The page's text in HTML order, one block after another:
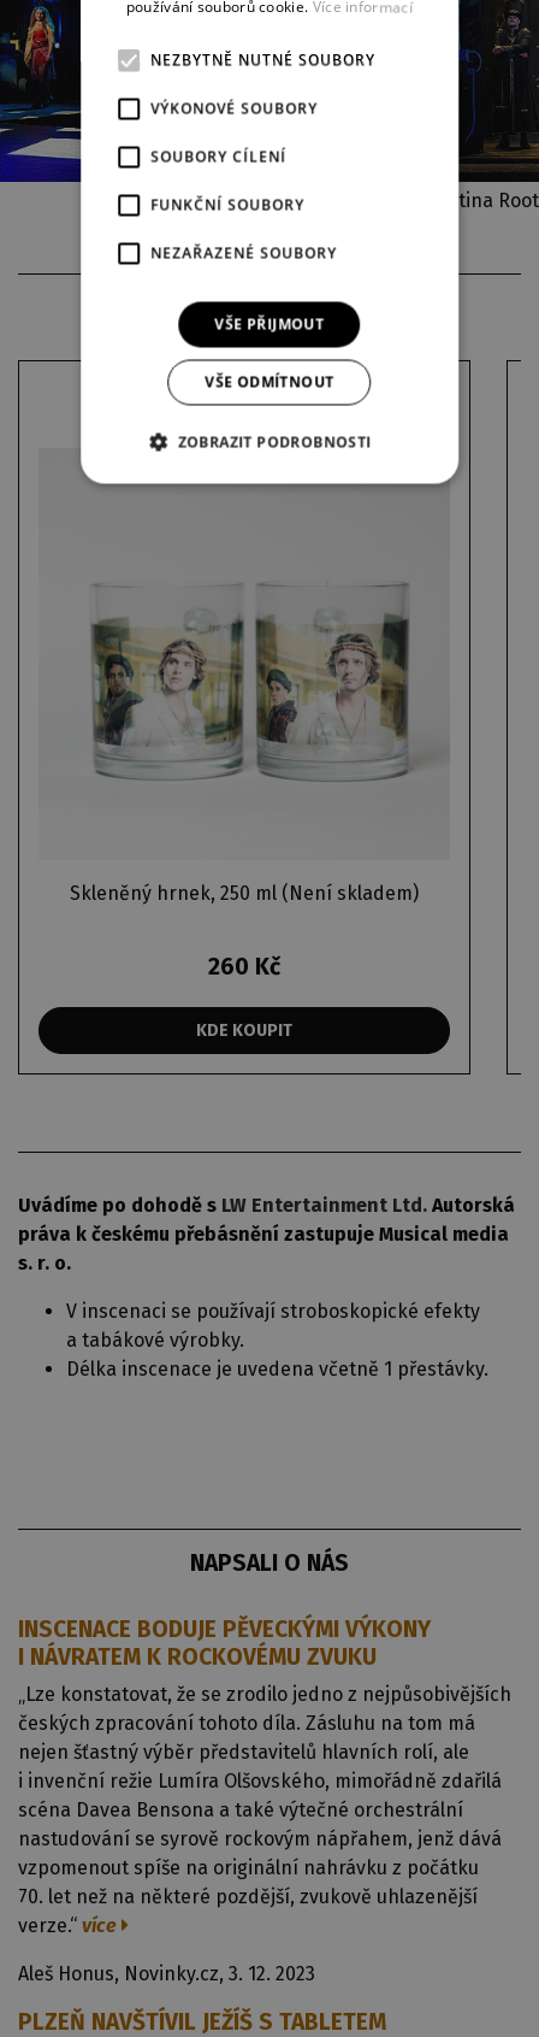
Autor fotografií: Martina Root
MERCH
SKLENĚNÝ HRNEK JESUS CHRIST
Skleněný hrnek, 250 ml (Není skladem)
260 Kč
KDE KOUPIT
Uvádíme po dohodě s LW Entertainment Ltd. Autorská
práva k českému přebásnění zastupuje Musical media
s. r. o.
V inscenaci se používají stroboskopické efekty
a tabákové výrobky.
Délka inscenace je uvedena včetně 1 přestávky.
NAPSALI O NÁS
INSCENACE BODUJE PĚVECKÝMI VÝKONY
I NÁVRATEM K ROCKOVÉMU ZVUKU
„Lze konstatovat, že se zrodilo jedno z nejpůsobivějších
českých zpracování tohoto díla. Zásluhu na tom má
nejen šťastný výběr představitelů hlavních rolí, ale
i invenční režie Lumíra Olšovského, mimořádně zdařilá
scéna Davea Bensona a také výtečné orchestrální
nastudování se syrově rockovým nápřahem, jenž dává
vzpomenout spíše na originální nahrávku z počátku
70. let než na některé pozdější, zvukově uhlazenější
verze.“ více
Aleš Honus, Novinky.cz, 3. 12. 2023
PLZEŇ NAVŠTÍVIL JEŽÍŠ S TABLETEM
používání souborů cookie. Více informací
NEZBYTNĚ NUTNÉ SOUBORY
VÝKONOVÉ SOUBORY
SOUBORY CÍLENÍ
FUNKČNÍ SOUBORY
NEZAŘAZENÉ SOUBORY
VŠE PŘIJMOUT
VŠE ODMÍTNOUT
ZOBRAZIT PODROBNOSTI